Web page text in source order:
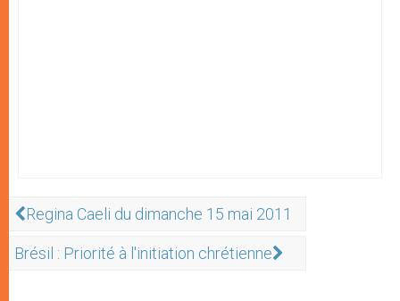
Regina Caeli du dimanche 15 mai 2011
Brésil : Priorité à l'initiation chrétienne